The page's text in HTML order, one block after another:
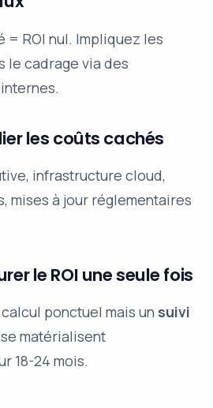
= ROI nul. Impliquez les
le cadrage via des
internes.
les coûts cachés
infrastructure cloud,
mises à jour réglementaires
le ROI une seule fois
calcul ponctuel mais un suivi
matérialisent
18-24 mois.